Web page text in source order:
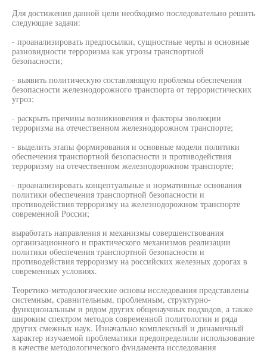
Для достижения данной цели необходимо последовательно решить
следующие задачи:
- проанализировать предпосылки, сущностные черты и основные
разновидности терроризма как угрозы транспортной
безопасности;
- выявить политическую составляющую проблемы обеспечения
безопасности железнодорожного транспорта от террористических
угроз;
- раскрыть причины возникновения и факторы эволюции
терроризма на отечественном железнодорожном транспорте;
- выделить этапы формирования и основные модели политики
обеспечения транспортной безопасности и противодействия
терроризму на отечественном железнодорожном транспорте;
- проанализировать концептуальные и нормативные основания
политики обеспечения транспортной безопасности и
противодействия терроризму на железнодорожном транспорте
современной России;
выработать направления и механизмы совершенствования
организационного и практического механизмов реализации
политики обеспечения транспортной безопасности и
противодействия терроризму на российских железных дорогах в
современных условиях.
Теоретико-методологические основы исследования представлены
системным, сравнительным, проблемным, структурно-
функциональным и рядом других общенаучных подходов, а также
широким спектром методов современной политологии и ряда
других смежных наук. Изначально комплексный и динамичный
характер изучаемой проблематики предопределили использование
в качестве методологического фундамента исследования